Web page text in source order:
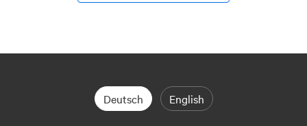
Deutsch English